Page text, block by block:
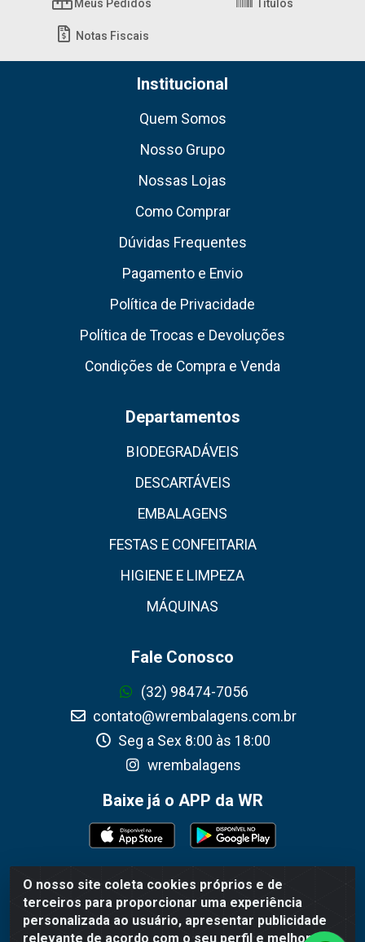
O nosso site coleta cookies próprios e de
terceiros para proporcionar uma experiência
personalizada ao usuário, apresentar publicidade
relevante de acordo com o seu perfil e melhorar a
Meus Pedidos Títulos
Notas Fiscais
Institucional
Quem Somos
Nosso Grupo
Nossas Lojas
Como Comprar
Dúvidas Frequentes
Pagamento e Envio
Política de Privacidade
Política de Trocas e Devoluções
Condições de Compra e Venda
Departamentos
BIODEGRADÁVEIS
DESCARTÁVEIS
EMBALAGENS
FESTAS E CONFEITARIA
HIGIENE E LIMPEZA
MÁQUINAS
Fale Conosco
(32) 98474-7056
contato@wrembalagens.com.br
Seg a Sex 8:00 às 18:00
wrembalagens
Baixe já o APP da WR
WR Embalagens - R. Cel. Teodoro Gomes de Araújo, 1360 -
Grogotó - Barbacena / MG - CEP 36202-628 - CNPJ
02.692.206/0001-55